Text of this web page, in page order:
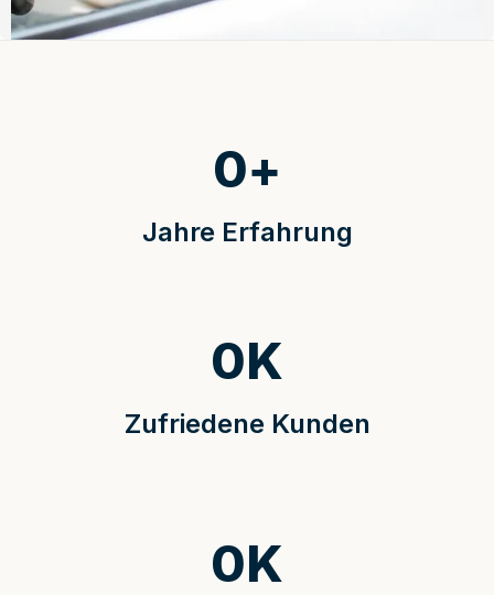
Jahre Erfahrung
0+
Zufriedene Kunden
0K
0K